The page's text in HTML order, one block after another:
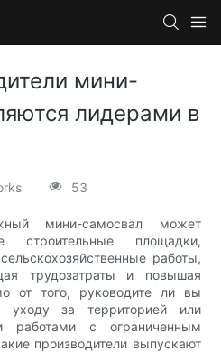
мини-
лидерами в
53
мини-самосвал может
строительные площадки,
работы,
трудозатраты и повышая
от того, руководите ли вы
уходу за территорией или
работами с ограниченным
производители выпускают